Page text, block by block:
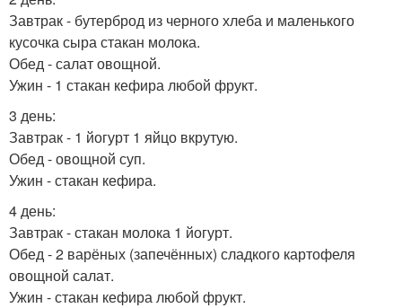
Завтрак - бутерброд из черного хлеба и маленького
кусочка сыра стакан молока.
Обед - салат овощной.
Ужин - 1 стакан кефира любой фрукт.
3 день:
Завтрак - 1 йогурт 1 яйцо вкрутую.
Обед - овощной суп.
Ужин - стакан кефира.
4 день:
Завтрак - стакан молока 1 йогурт.
Обед - 2 варёных (запечённых) сладкого картофеля
овощной салат.
Ужин - стакан кефира любой фрукт.